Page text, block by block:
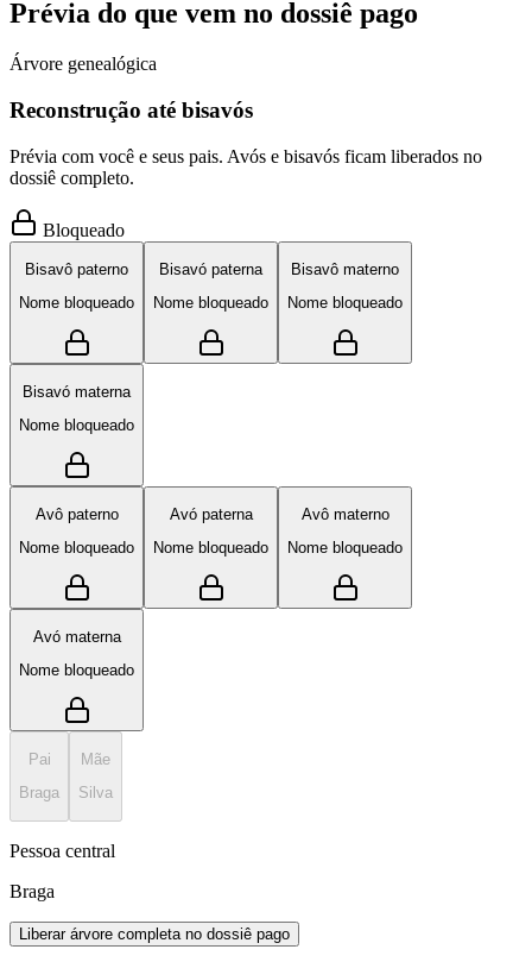
Prévia do que vem no dossiê pago
Árvore genealógica
Reconstrução até bisavós
Prévia com você e seus pais. Avós e bisavós ficam liberados no
dossiê completo.
Bloqueado
Bisavô paterno
Nome bloqueado
Bisavó paterna
Nome bloqueado
Bisavô materno
Nome bloqueado
Bisavó materna
Nome bloqueado
Avô paterno
Nome bloqueado
Avó paterna
Nome bloqueado
Avô materno
Nome bloqueado
Avó materna
Nome bloqueado
Pai
Braga
Mãe
Silva
Pessoa central
Braga
Liberar árvore completa no dossiê pago